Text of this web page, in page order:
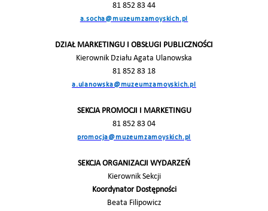
81 852 83 44
a.socha@muzeumzamoyskich.pl
DZIAŁ MARKETINGU I OBSŁUGI PUBLICZNOŚCI
Kierownik Działu Agata Ulanowska
81 852 83 18
a.ulanowska@muzeumzamoyskich.pl
SEKCJA PROMOCJI I MARKETINGU
81 852 83 04
promocja@muzeumzamoyskich.pl
SEKCJA ORGANIZACJI WYDARZEŃ
Kierownik Sekcji
Koordynator Dostępności
Beata Filipowicz